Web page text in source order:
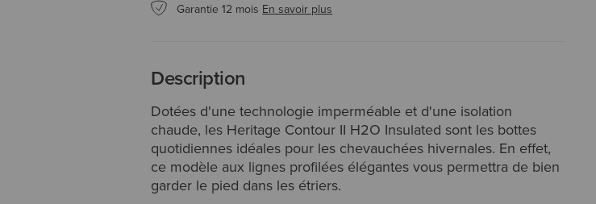
Garantie 12 mois En savoir plus
Description
Dotées d'une technologie imperméable et d'une isolation
chaude, les Heritage Contour II H2O Insulated sont les bottes
quotidiennes idéales pour les chevauchées hivernales. En effet,
ce modèle aux lignes profilées élégantes vous permettra de bien
garder le pied dans les étriers.